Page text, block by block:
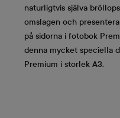
naturligtvis själva
omslagen och
på sidorna i fotobok
denna mycket speciella
Premium i storlek A3.